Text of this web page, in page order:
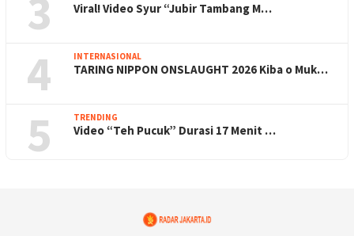
3 Viral! Video Syur “Jubir Tambang M…
4 INTERNASIONAL
TARING NIPPON ONSLAUGHT 2026 Kiba o Muk…
5 TRENDING
Video “Teh Pucuk” Durasi 17 Menit …